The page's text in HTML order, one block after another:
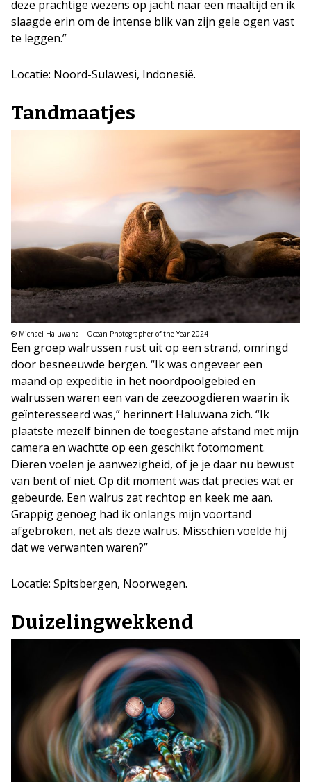
deze prachtige wezens op jacht naar een maaltijd en ik
slaagde erin om de intense blik van zijn gele ogen vast
te leggen.”
Locatie: Noord-Sulawesi, Indonesië.
Tandmaatjes
© Michael Haluwana | Ocean Photographer of the Year 2024
Een groep walrussen rust uit op een strand, omringd
door besneeuwde bergen. “Ik was ongeveer een
maand op expeditie in het noordpoolgebied en
walrussen waren een van de zeezoogdieren waarin ik
geïnteresseerd was,” herinnert Haluwana zich. “Ik
plaatste mezelf binnen de toegestane afstand met mijn
camera en wachtte op een geschikt fotomoment.
Dieren voelen je aanwezigheid, of je je daar nu bewust
van bent of niet. Op dit moment was dat precies wat er
gebeurde. Een walrus zat rechtop en keek me aan.
Grappig genoeg had ik onlangs mijn voortand
afgebroken, net als deze walrus. Misschien voelde hij
dat we verwanten waren?”
Locatie: Spitsbergen, Noorwegen.
Duizelingwekkend